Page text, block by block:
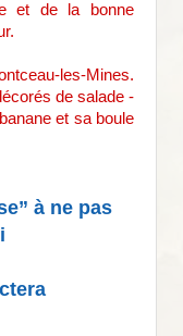
et de la bonne
les-Mines.
de salade -
et sa boule
à ne pas